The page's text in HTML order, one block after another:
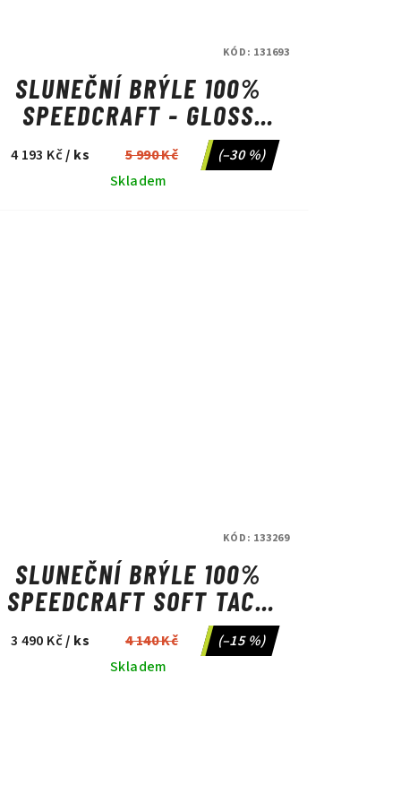
SLUNEČNÍ BRÝLE 100%
SPEEDCRAFT - GLOSS
TRANSLUCENT RED/HIPER
RED MIRROR LTD SAGAN
4 193 Kč/ ks 5 990 Kč
(–30 %)
Skladem
KÓD: 131693
SLUNEČNÍ BRÝLE 100%
SPEEDCRAFT SOFT TACT
JUNIPER HIPER MINT
MIRROR LENS
3 490 Kč/ ks 4 140 Kč
(–15 %)
Skladem
KÓD: 133269